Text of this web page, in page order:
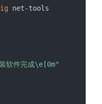
net-tools
软件完成\e [0m"